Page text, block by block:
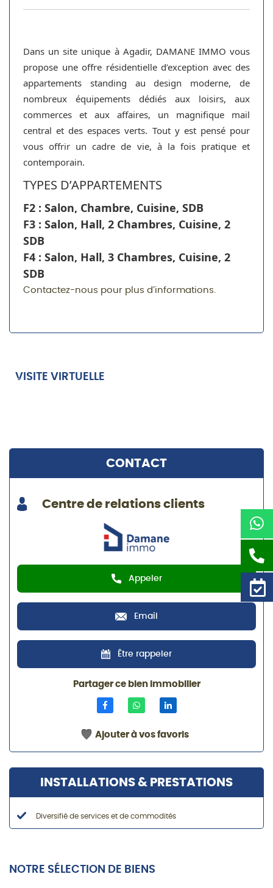
Dans un site unique à Agadir, DAMANE IMMO vous
propose une offre résidentielle d’exception avec des
appartements standing au design moderne, de
nombreux équipements dédiés aux loisirs, aux
commerces et aux affaires, un magnifique mail
central et des espaces verts. Tout y est pensé pour
vous offrir un cadre de vie, à la fois pratique et
contemporain.
TYPES D’APPARTEMENTS
F2 : Salon, Chambre, Cuisine, SDB
F3 : Salon, Hall, 2 Chambres, Cuisine, 2
SDB
F4 : Salon, Hall, 3 Chambres, Cuisine, 2
SDB
Contactez-nous pour plus d’informations.
VISITE VIRTUELLE
CONTACT
Centre de relations clients
Appeler
Email
Être rappeler
Partager ce bien immobilier
Ajouter à vos favoris
INSTALLATIONS & PRESTATIONS
Diversifié de services et de commodités
NOTRE SÉLECTION DE BIENS